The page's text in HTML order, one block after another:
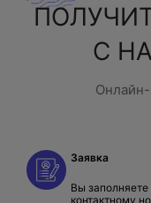
С
Онлайн-
Заявка
Вы заполняете
контактному